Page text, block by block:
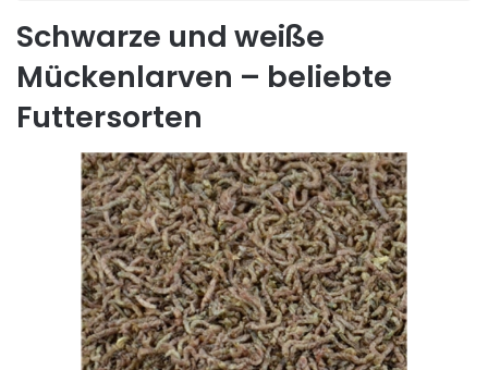
Schwarze und weiße
Mückenlarven – beliebte
Futtersorten